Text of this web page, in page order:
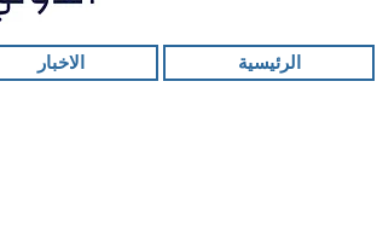
الرئيسية الاخبار